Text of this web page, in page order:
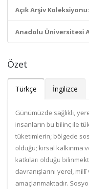
Açık Arşiv Koleksiyonu:
Anadolu Üniversitesi
Özet
Türkçe İngilizce
Günümüzde sağlıklı,
insanların bu bilinç ile
tüketimlerin; bölgede
olduğu; kırsal kalkınma
katkıları olduğu
davranışlarını yerel,
amaçlanmaktadır.